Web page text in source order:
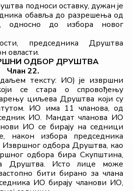
подноси оставку, дужан је
обавља до разрешења од
односно до избора новог
председника Друштва
овласти.
ОДБОР ДРУШТВА
Члан 22.
тексту: ИО) је извршни
се стара о спровођењу
циљева Друштва који су
ИО има 11 чланова, од
ИО. Мандат чланова ИО
ИО се бирају на седници
након избора председника
одбора Друштва, као
одбора бира Скупштина,
Друштва. Исто лице може
бити бирано за члана
ИО бирају чланови ИО,